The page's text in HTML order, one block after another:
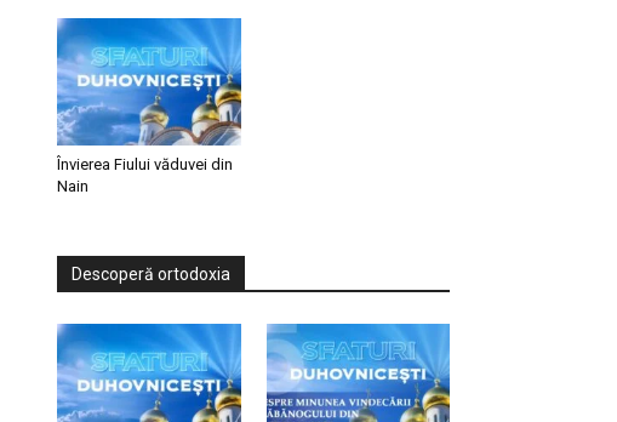
Învierea Fiului văduvei din
Nain
Descoperă ortodoxia